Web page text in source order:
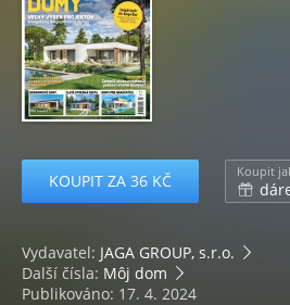
KOUPIT ZA 36 KČ Koupit
Vydavatel: JAGA GROUP, s.r.o.
Další čísla: Môj dom
Publikováno: 17. 4. 2024